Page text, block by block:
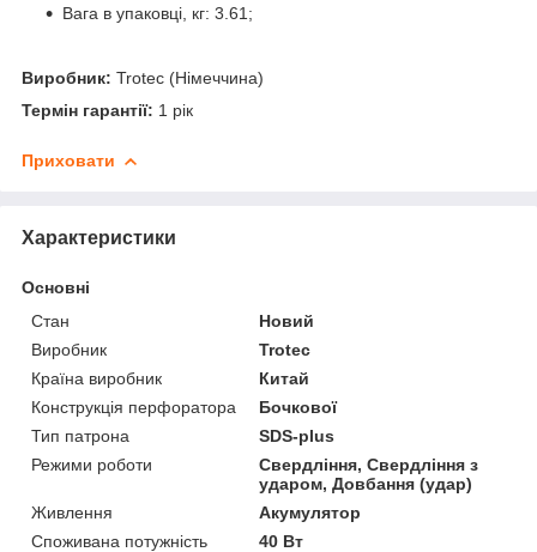
Вага в упаковці, кг: 3.61;
Виробник: Trotec (Німеччина)
Термін гарантії: 1 рік
Приховати
Характеристики
Основні
Стан
Новий
Виробник
Trotec
Країна виробник
Китай
Конструкція перфоратора
Бочкової
Тип патрона
SDS-plus
Режими роботи
Свердління, Свердління з
ударом, Довбання (удар)
Живлення
Акумулятор
Споживана потужність
40 Вт